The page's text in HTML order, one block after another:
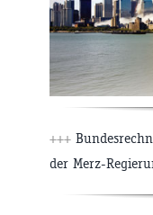
+++
der Merz-